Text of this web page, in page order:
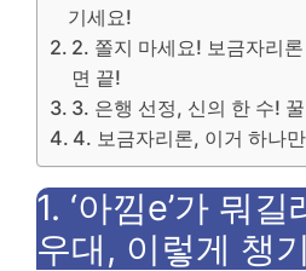
기세요!
2. 쫄지 마세요! 보금자리
면 끝!
3. 은행 선정, 신의 한 수!
4. 보금자리론, 이거 하나
1. ‘아낌e’가 뭐
우대, 이렇게 챙